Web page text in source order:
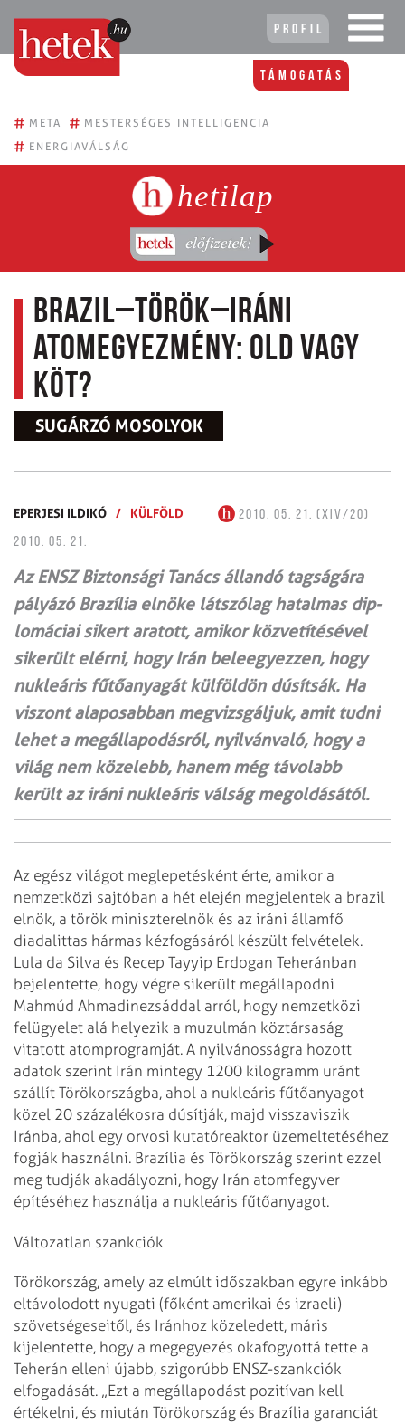
Profil
Támogatás
# META # MESTERSÉGES INTELLIGENCIA
# ENERGIAVÁLSÁG
hetilap
Brazil–török–iráni
atomegyezmény: old vagy
köt?
SUGÁRZÓ MOSOLYOK
EPERJESI ILDIKÓ / KÜLFÖLD
2010. 05. 21. (XIV/20)
2010. 05. 21.
Az ENSZ Biztonsági Tanács állandó tagságára
pályázó Brazília elnöke látszólag hatalmas dip­
lo­má­ciai sikert aratott, amikor közvetítésével
sikerült elérni, hogy Irán beleegyezzen, hogy
nukleáris fűtőanyagát külföldön dúsítsák. Ha
viszont alapo­sab­ban megvizsgáljuk, amit tudni
lehet a megállapodásról, nyilvánvaló, hogy a
világ nem közelebb, hanem még távolabb
került az iráni nukleáris válság megoldásától.
Az egész világot meglepetésként érte, amikor a
nemzetközi sajtóban a hét elején megjelentek a brazil
elnök, a török miniszterelnök és az iráni államfő
diadalittas hármas kézfogásáról készült felvételek.
Lula da Silva és Recep Tayyip Erdogan Teheránban
bejelentette, hogy végre sikerült megállapodni
Mahmúd Ahmadinezsáddal arról, hogy nemzetközi
felügyelet alá helyezik a muzulmán köztársaság
vitatott atomprogramját. A nyilvánosságra hozott
adatok szerint Irán mintegy 1200 kilogramm uránt
szállít Törökországba, ahol a nukleáris fűtőanyagot
közel 20 százalékosra dúsítják, majd visszaviszik
Iránba, ahol egy orvosi kutatóreaktor üzemeltetéséhez
fogják használni. Brazília és Törökország szerint ezzel
meg tudják akadályozni, hogy Irán atomfegyver
építéséhez használja a nukleáris fűtőanyagot.
Változatlan szankciók
Törökország, amely az elmúlt időszakban egyre inkább
eltávolodott nyugati (főként amerikai és izraeli)
szövetségeseitől, és Iránhoz közeledett, máris
kijelentette, hogy a megegyezés okafogyottá tette a
Teherán elleni újabb, szigorúbb ENSZ-szankciók
elfogadását. „Ezt a megállapodást pozitívan kell
értékelni, és miután Törökország és Brazília garanciát